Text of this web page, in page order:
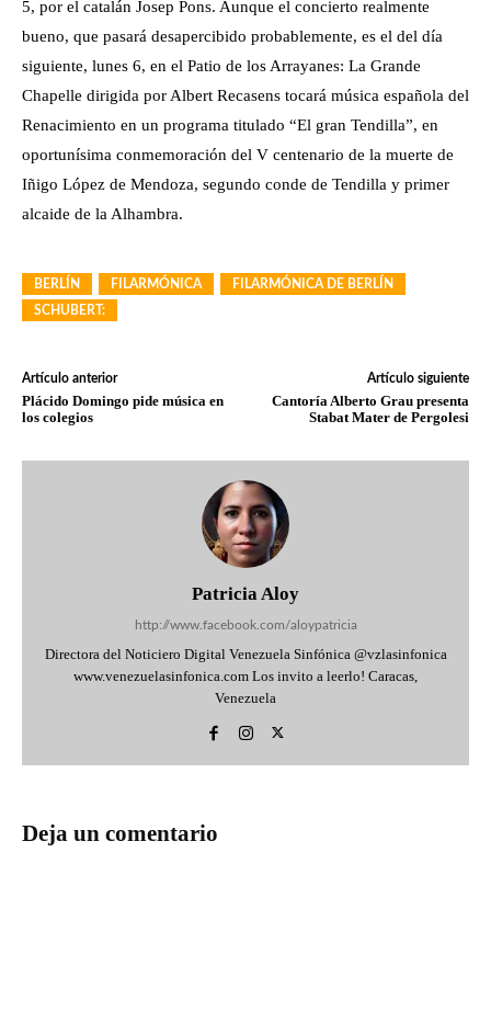
5, por el catalán Josep Pons. Aunque el concierto realmente
bueno, que pasará desapercibido probablemente, es el del día
siguiente, lunes 6, en el Patio de los Arrayanes: La Grande
Chapelle dirigida por Albert Recasens tocará música española del
Renacimiento en un programa titulado “El gran Tendilla”, en
oportunísima conmemoración del V centenario de la muerte de
Iñigo López de Mendoza, segundo conde de Tendilla y primer
alcaide de la Alhambra.
BERLÍN FILARMÓNICA
FILARMÓNICA DE BERLÍN
SCHUBERT:
Artículo anterior
Plácido Domingo pide música en
los colegios
Artículo siguiente
Cantoría Alberto Grau presenta
Stabat Mater de Pergolesi
Patricia Aloy
http://www.facebook.com/aloypatricia
Directora del Noticiero Digital Venezuela Sinfónica @vzlasinfonica
www.venezuelasinfonica.com Los invito a leerlo! Caracas,
Venezuela
Deja un comentario